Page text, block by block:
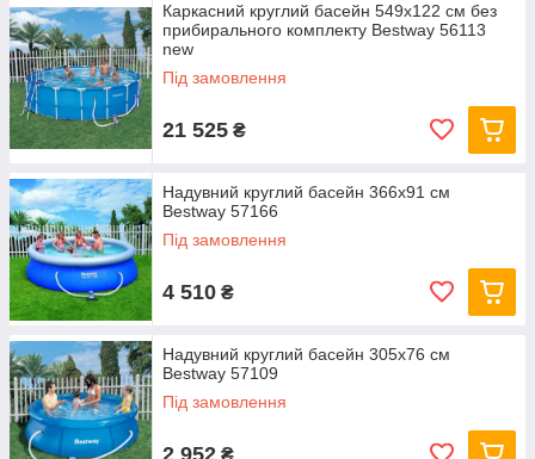
Каркасний круглий басейн 549x122 см без
прибирального комплекту Bestway 56113
new
Під замовлення
21 525 ₴
Надувний круглий басейн 366х91 см
Bestway 57166
Під замовлення
4 510 ₴
Надувний круглий басейн 305х76 см
Bestway 57109
Під замовлення
2 952 ₴